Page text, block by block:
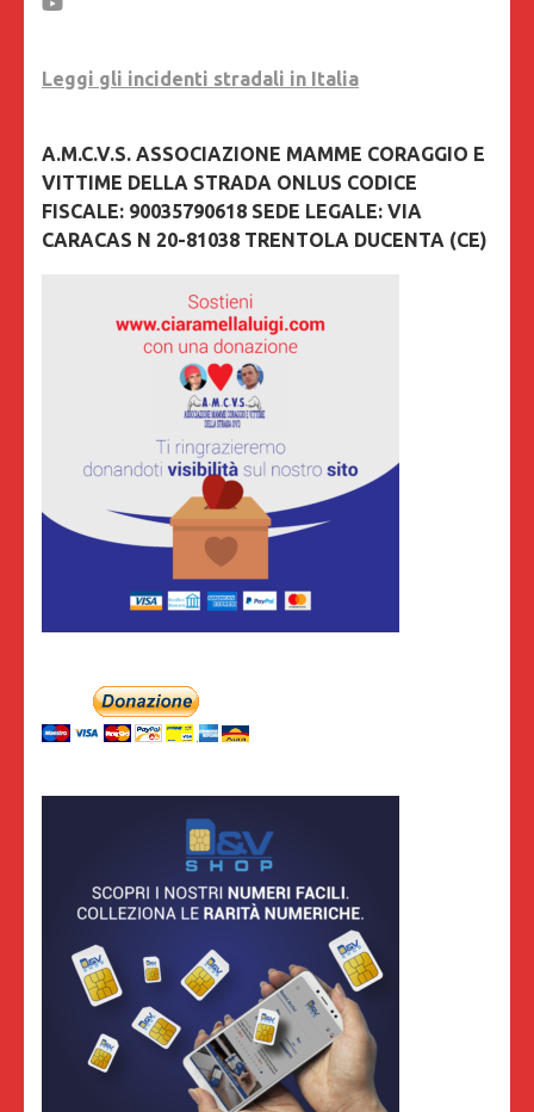
Leggi gli incidenti stradali in Italia
A.M.C.V.S. ASSOCIAZIONE MAMME CORAGGIO E
VITTIME DELLA STRADA ONLUS CODICE
FISCALE: 90035790618 SEDE LEGALE: VIA
CARACAS N 20-81038 TRENTOLA DUCENTA (CE)